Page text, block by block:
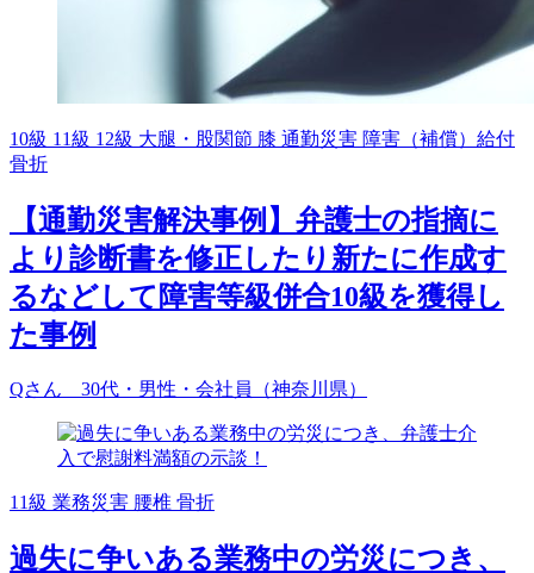
10級 11級 12級 大腿・股関節 膝 通勤災害 障害（補償）給付
骨折
【通勤災害解決事例】弁護士の指摘に
より診断書を修正したり新たに作成す
るなどして障害等級併合10級を獲得し
た事例
Qさん 30代・男性・会社員（神奈川県）
11級 業務災害 腰椎 骨折
過失に争いある業務中の労災につき、